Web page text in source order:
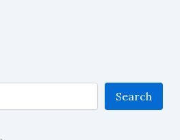
Search